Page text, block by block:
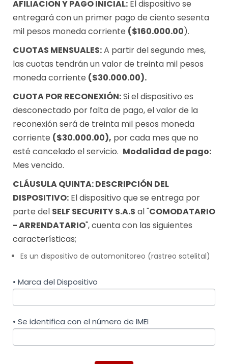
AFILIACION Y PAGO INICIAL: El dispositivo se
entregará con un primer pago de ciento sesenta
mil pesos moneda corriente ($160.000.00).
CUOTAS MENSUALES:A partir del segundo mes,
las cuotas tendrán un valor de treinta mil pesos
moneda corriente ($30.000.00).
CUOTA POR RECONEXIÓN:Si el dispositivo es
desconectado por falta de pago, el valor de la
reconexión será de treinta mil pesos moneda
corriente ($30.000.00), por cada mes que no
esté cancelado el servicio. Modalidad de pago:
Mes vencido.
CLÁUSULA QUINTA: DESCRIPCIÓN DEL
DISPOSITIVO: El dispositivo que se entrega por
parte del SELF SECURITY S.A.S al "COMODATARIO
- ARRENDATARIO", cuenta con las siguientes
características;
Es un dispositivo de automonitoreo (rastreo satelital)
• Marca del Dispositivo
• Se identifica con el número de IMEI